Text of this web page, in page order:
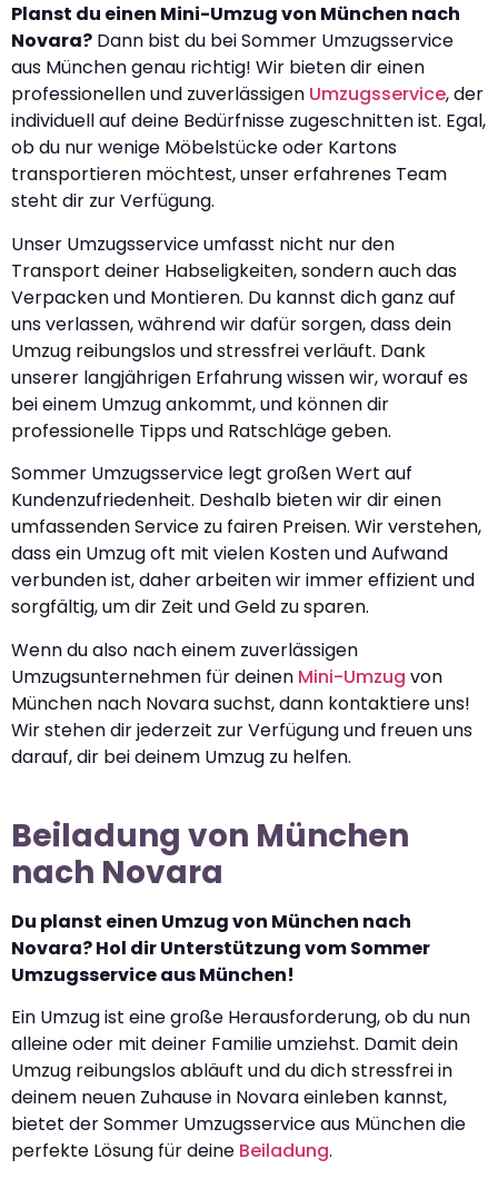
Planst du einen Mini-Umzug von München nach
Novara? Dann bist du bei Sommer Umzugsservice
aus München genau richtig! Wir bieten dir einen
professionellen und zuverlässigen Umzugsservice, der
individuell auf deine Bedürfnisse zugeschnitten ist. Egal,
ob du nur wenige Möbelstücke oder Kartons
transportieren möchtest, unser erfahrenes Team
steht dir zur Verfügung.
Unser Umzugsservice umfasst nicht nur den
Transport deiner Habseligkeiten, sondern auch das
Verpacken und Montieren. Du kannst dich ganz auf
uns verlassen, während wir dafür sorgen, dass dein
Umzug reibungslos und stressfrei verläuft. Dank
unserer langjährigen Erfahrung wissen wir, worauf es
bei einem Umzug ankommt, und können dir
professionelle Tipps und Ratschläge geben.
Sommer Umzugsservice legt großen Wert auf
Kundenzufriedenheit. Deshalb bieten wir dir einen
umfassenden Service zu fairen Preisen. Wir verstehen,
dass ein Umzug oft mit vielen Kosten und Aufwand
verbunden ist, daher arbeiten wir immer effizient und
sorgfältig, um dir Zeit und Geld zu sparen.
Wenn du also nach einem zuverlässigen
Umzugsunternehmen für deinen Mini-Umzug von
München nach Novara suchst, dann kontaktiere uns!
Wir stehen dir jederzeit zur Verfügung und freuen uns
darauf, dir bei deinem Umzug zu helfen.
Beiladung von München
nach Novara
Du planst einen Umzug von München nach
Novara? Hol dir Unterstützung vom Sommer
Umzugsservice aus München!
Ein Umzug ist eine große Herausforderung, ob du nun
alleine oder mit deiner Familie umziehst. Damit dein
Umzug reibungslos abläuft und du dich stressfrei in
deinem neuen Zuhause in Novara einleben kannst,
bietet der Sommer Umzugsservice aus München die
perfekte Lösung für deine Beiladung.